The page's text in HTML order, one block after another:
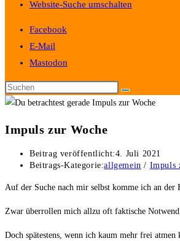
Website-Suche umschalten
Facebook
E-Mail
Mastodon
Impuls zur Woche
Beitrag veröffentlicht:4. Juli 2021
Beitrags-Kategorie:allgemein / Impuls
Auf der Suche nach mir selbst komme ich an
Zwar überrollen mich allzu oft faktische
Doch spätestens, wenn ich kaum mehr frei